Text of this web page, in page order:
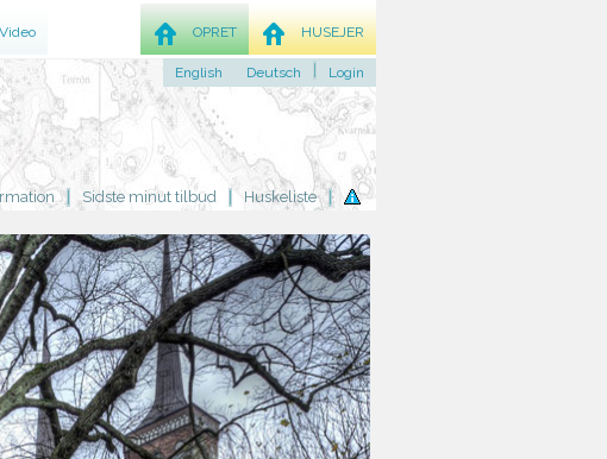
Sidste minut tilbud Huskeliste
Video HUSEJER
OPRET
English Deutsch Login